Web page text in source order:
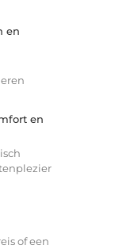
en
en
of een